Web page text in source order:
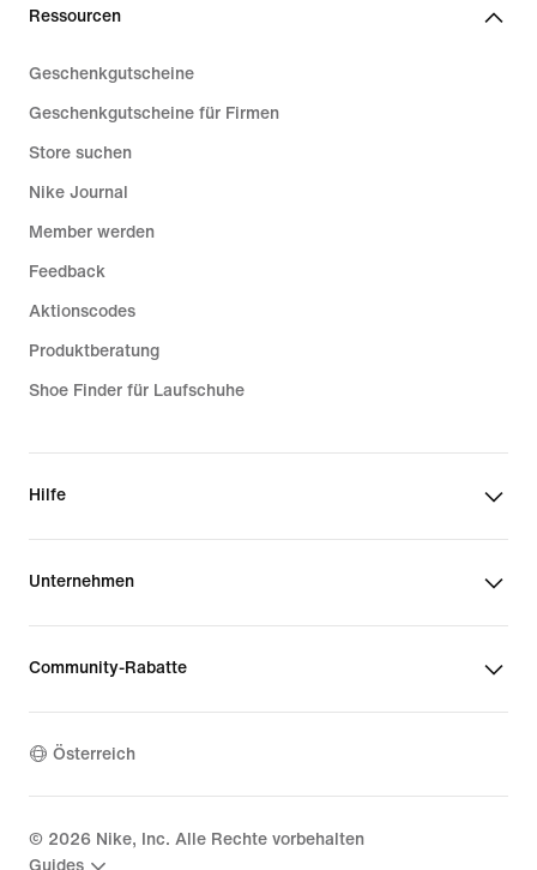
Ressourcen
Geschenkgutscheine
Geschenkgutscheine für Firmen
Store suchen
Nike Journal
Member werden
Feedback
Aktionscodes
Produktberatung
Shoe Finder für Laufschuhe
Hilfe
Unternehmen
Community-Rabatte
Österreich
© 2026 Nike, Inc. Alle Rechte vorbehalten
Guides